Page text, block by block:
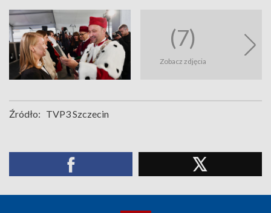
(7)
Zobacz zdjęcia
Źródło: TVP3 Szczecin